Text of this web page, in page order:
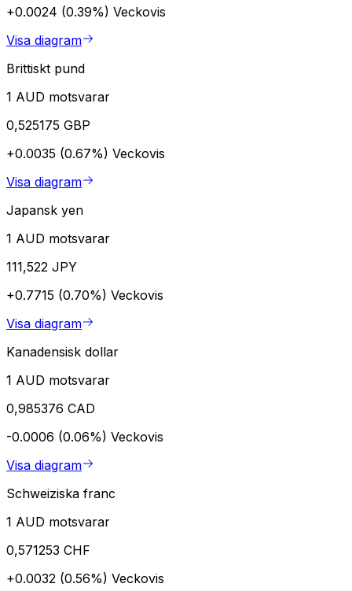
+0.0024 (0.39%) Veckovis
Visa diagram
Brittiskt pund
1 AUD motsvarar
0,525175 GBP
+0.0035 (0.67%) Veckovis
Visa diagram
Japansk yen
1 AUD motsvarar
111,522 JPY
+0.7715 (0.70%) Veckovis
Visa diagram
Kanadensisk dollar
1 AUD motsvarar
0,985376 CAD
-0.0006 (0.06%) Veckovis
Visa diagram
Schweiziska franc
1 AUD motsvarar
0,571253 CHF
+0.0032 (0.56%) Veckovis